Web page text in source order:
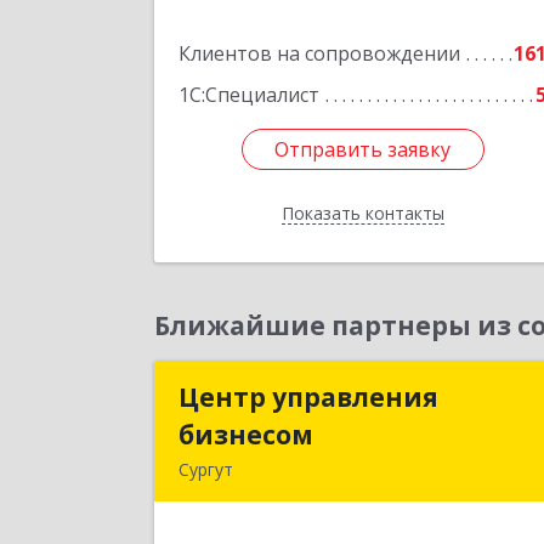
Клиентов на сопровождении
161
1С:Специалист
Отправить заявку
Показать контакты
54А, стр.1, оф.112, 202
Отправить заявку
Назад
Ближайшие партнеры из
Центр управления
бизнесом
Сургут
Центр управления